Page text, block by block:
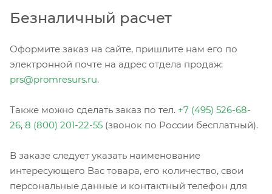
Безналичный расчет
Оформите заказ на сайте, пришлите нам его по
электронной почте на адрес отдела продаж:
prs@promresurs.ru.
Также можно сделать заказ по тел. +7 (495) 526-68-
26, 8 (800) 201-22-55 (звонок по России бесплатный).
В заказе следует указать наименование
интересующего Вас товара, его количество, свои
персональные данные и контактный телефон для